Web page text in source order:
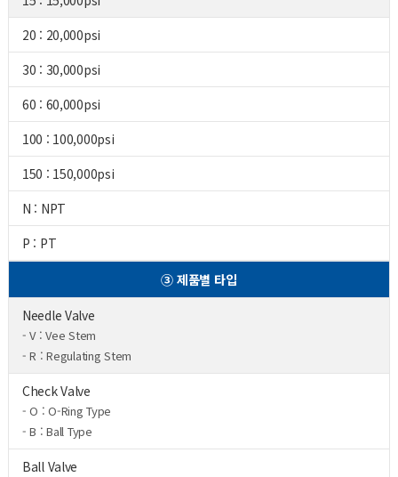
20 : 20,000psi
30 : 30,000psi
60 : 60,000psi
100 : 100,000psi
150 : 150,000psi
N : NPT
P : PT
③ 제품별 타입
Needle Valve
- V : Vee Stem
- R : Regulating Stem
Check Valve
- O : O-Ring Type
- B : Ball Type
Ball Valve